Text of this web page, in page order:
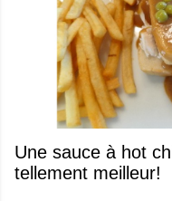
Une sauce à hot
tellement meilleur!